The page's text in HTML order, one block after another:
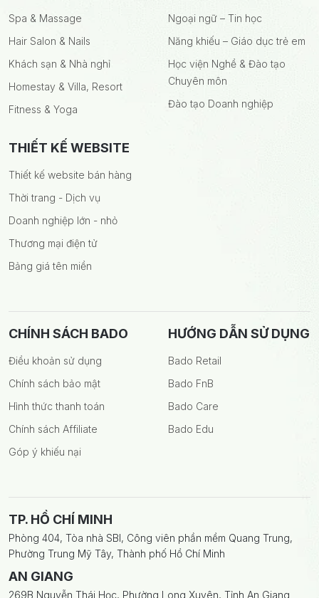
Spa & Massage
Hair Salon & Nails
Khách sạn & Nhà nghỉ
Homestay & Villa, Resort
Fitness & Yoga
Ngoại ngữ – Tin học
Năng khiếu – Giáo dục trẻ em
Học viện Nghề & Đào tạo
Chuyên môn
Đào tạo Doanh nghiệp
THIẾT KẾ WEBSITE
Thiết kế website bán hàng
Thời trang - Dịch vụ
Doanh nghiệp lớn - nhỏ
Thương mại điện tử
Bảng giá tên miền
TP. HỒ CHÍ MINH
Phòng 404, Tòa nhà SBI, Công viên phần mềm Quang Trung,
Phường Trung Mỹ Tây, Thành phố Hồ Chí Minh
AN GIANG
269B Nguyễn Thái Học, Phường Long Xuyên, Tỉnh An Giang
CHÍNH SÁCH BADO
Điều khoản sử dụng
Chính sách bảo mật
Hình thức thanh toán
Chính sách Affiliate
Góp ý khiếu nại
HƯỚNG DẪN SỬ DỤNG
Bado Retail
Bado FnB
Bado Care
Bado Edu